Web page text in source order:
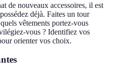
de nouveaux accessoires, il est
déjà. Faites un tour
vêtements portez-vous
vous ? Identifiez vos
orienter vos choix.